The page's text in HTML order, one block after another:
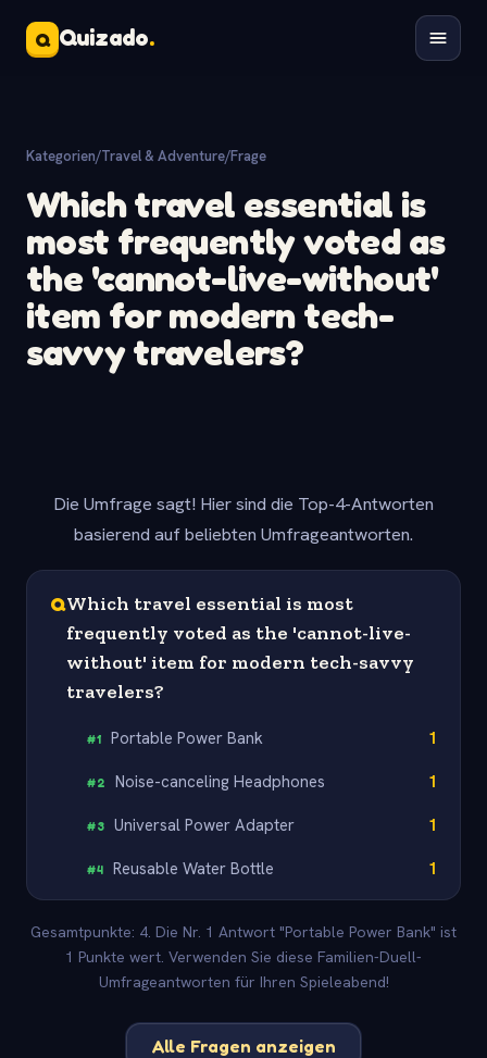
Q Quizado.
Kategorien/Travel & Adventure/Frage
Which travel essential is
most frequently voted as
the 'cannot-live-without'
item for modern tech-
savvy travelers?
Die Umfrage sagt! Hier sind die Top-4-Antworten
basierend auf beliebten Umfrageantworten.
QWhich travel essential is most
frequently voted as the 'cannot-live-
without' item for modern tech-savvy
travelers?
#1 Portable Power Bank 1
#2 Noise-canceling Headphones 1
#3 Universal Power Adapter 1
#4 Reusable Water Bottle 1
Gesamtpunkte: 4. Die Nr. 1 Antwort "Portable Power Bank" ist
1 Punkte wert. Verwenden Sie diese Familien-Duell-
Umfrageantworten für Ihren Spieleabend!
Alle Fragen anzeigen